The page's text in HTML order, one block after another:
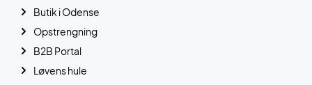
Butik i Odense
Opstrengning
B2B Portal
Løvens hule